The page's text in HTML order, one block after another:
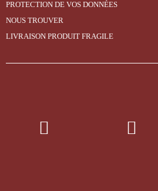
PROTECTION DE VOS DONNÉES
NOUS TROUVER
LIVRAISON PRODUIT FRAGILE